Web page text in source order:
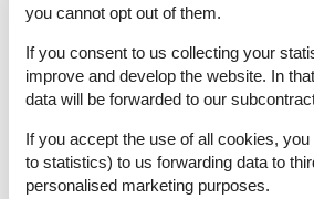
Betten und Platz für ein Matratzenlager
Glasduschkabine, WC und Haarfön
Fenster zum Garten. Der kleine Balkon
beliebt.
Für ein gutes Frühstück laufen Sie 8-10
Caffee, das werktags ab 6 Uhr, sonn-und
öffnet.
you cannot opt out of them.
If you consent to us collecting your
improve and develop the website. In
data will be forwarded to our
If you accept the use of all cookies,
to statistics) to us forwarding data to
personalised marketing purposes.